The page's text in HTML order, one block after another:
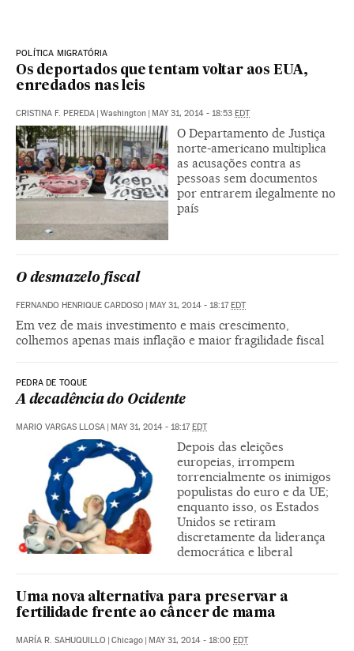
POLÍTICA MIGRATÓRIA
Os deportados que tentam voltar aos EUA,
enredados nas leis
CRISTINA F. PEREDA | Washington | MAY 31, 2014 - 18:53 EDT
O Departamento de Justiça
norte-americano multiplica
as acusações contra as
pessoas sem documentos
por entrarem ilegalmente no
país
O desmazelo fiscal
FERNANDO HENRIQUE CARDOSO | MAY 31, 2014 - 18:17EDT
Em vez de mais investimento e mais crescimento,
colhemos apenas mais inflação e maior fragilidade fiscal
PEDRA DE TOQUE
A decadência do Ocidente
MARIO VARGAS LLOSA | MAY 31, 2014 - 18:17EDT
Depois das eleições
europeias, irrompem
torrencialmente os inimigos
populistas do euro e da UE;
enquanto isso, os Estados
Unidos se retiram
discretamente da liderança
democrática e liberal
Uma nova alternativa para preservar a
fertilidade frente ao câncer de mama
MARÍA R. SAHUQUILLO | Chicago | MAY 31, 2014 - 18:00 EDT